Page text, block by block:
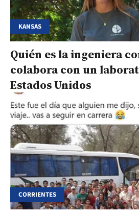
KANSAS
Quién es la ingeniera
colabora con un
Estados Unidos
CORRIENTES